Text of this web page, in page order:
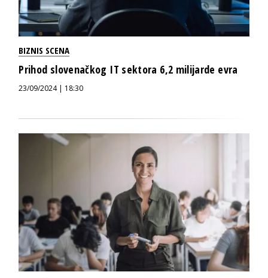
BIZNIS SCENA
Prihod slovenačkog IT sektora 6,2 milijarde evra
23/09/2024 | 18:30